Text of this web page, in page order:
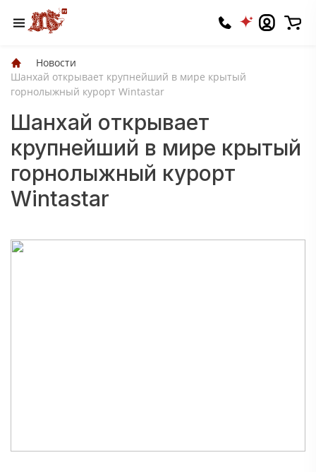
Новости
Шанхай открывает крупнейший в мире крытый
горнолыжный курорт Wintastar
Шанхай открывает
крупнейший в мире крытый
горнолыжный курорт
Wintastar